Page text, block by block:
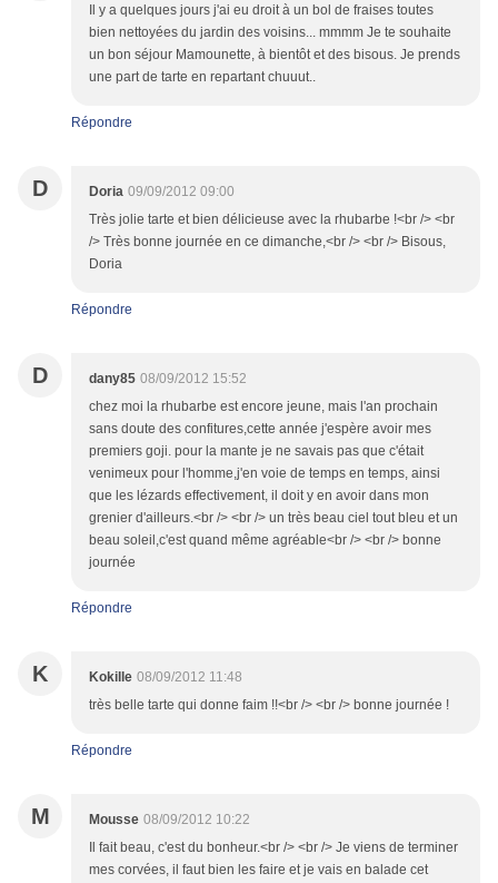
Il y a quelques jours j'ai eu droit à un bol de fraises toutes
bien nettoyées du jardin des voisins... mmmm Je te souhaite
un bon séjour Mamounette, à bientôt et des bisous. Je prends
une part de tarte en repartant chuuut..
Répondre
D Doria 09/09/2012 09:00
Très jolie tarte et bien délicieuse avec la rhubarbe !<br /> <br
/> Très bonne journée en ce dimanche,<br /> <br /> Bisous,
Doria
Répondre
D dany85 08/09/2012 15:52
chez moi la rhubarbe est encore jeune, mais l'an prochain
sans doute des confitures,cette année j'espère avoir mes
premiers goji. pour la mante je ne savais pas que c'était
venimeux pour l'homme,j'en voie de temps en temps, ainsi
que les lézards effectivement, il doit y en avoir dans mon
grenier d'ailleurs.<br /> <br /> un très beau ciel tout bleu et un
beau soleil,c'est quand même agréable<br /> <br /> bonne
journée
Répondre
K Kokille 08/09/2012 11:48
très belle tarte qui donne faim !!<br /> <br /> bonne journée !
Répondre
M Mousse 08/09/2012 10:22
Il fait beau, c'est du bonheur.<br /> <br /> Je viens de terminer
mes corvées, il faut bien les faire et je vais en balade cet